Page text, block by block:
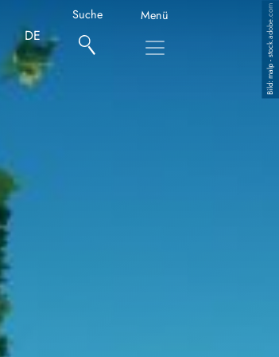
DE
Suche Menü
Copyright
malp - stock.adobe.com